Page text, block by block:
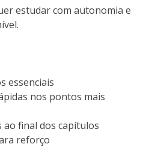
estudar com autonomia e
essenciais
nos pontos mais
ao final dos capítulos
reforço